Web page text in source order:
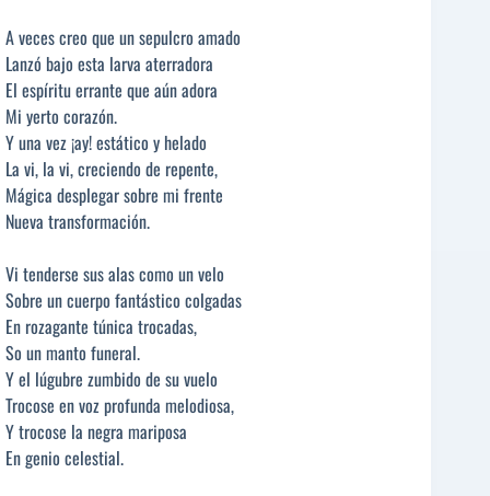
A veces creo que un sepulcro amado
Lanzó bajo esta larva aterradora
El espíritu errante que aún adora
Mi yerto corazón.
Y una vez ¡ay! estático y helado
La vi, la vi, creciendo de repente,
Mágica desplegar sobre mi frente
Nueva transformación.
Vi tenderse sus alas como un velo
Sobre un cuerpo fantástico colgadas
En rozagante túnica trocadas,
So un manto funeral.
Y el lúgubre zumbido de su vuelo
Trocose en voz profunda melodiosa,
Y trocose la negra mariposa
En genio celestial.